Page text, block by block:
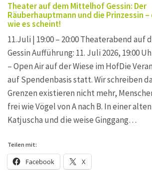
Theater auf dem Mittelhof Gessin: Der
Räuberhauptmann und die Prinzessin
wie es scheint!
11.Juli | 19:00 – 20:00 Theaterabend
Gessin Aufführung: 11. Juli 2026, 19:00
– Open Air auf der Wiese im HofDie
auf Spendenbasis statt. Wir schreiben
Grenzen existieren nicht mehr,
frei wie Vögel von A nach B. In einer
Katjuscha und die weise Ginggang…
Teilen mit:
Facebook X